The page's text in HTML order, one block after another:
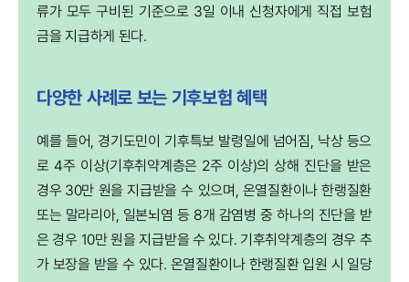
류가 모두 구비된 기준으로 3일 이내 신청자에게 직접 보험
금을 지급하게 된다.
다양한 사례로 보는 기후보험 혜택
예를 들어, 경기도민이 기후특보 발령일에 넘어짐, 낙상 등으
로 4주 이상(기후취약계층은 2주 이상)의 상해 진단을 받은
경우 30만 원을 지급받을 수 있으며, 온열질환이나 한랭질환
또는 말라리아, 일본뇌염 등 8개 감염병 중 하나의 진단을 받
은 경우 10만 원을 지급받을 수 있다. 기후취약계층의 경우 추
가 보장을 받을 수 있다. 온열질환이나 한랭질환 입원 시 일당